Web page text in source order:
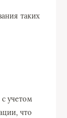
таких
с учетом
что